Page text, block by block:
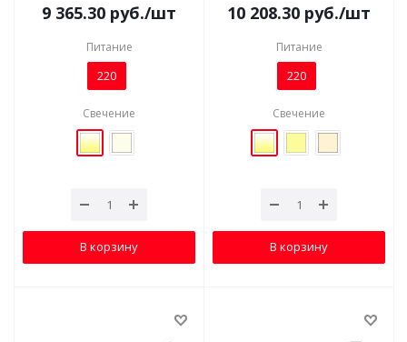
9 365.30 руб./шт
Питание
220
Свечение
В корзину
10 208.30 руб./шт
Питание
220
Свечение
В корзину